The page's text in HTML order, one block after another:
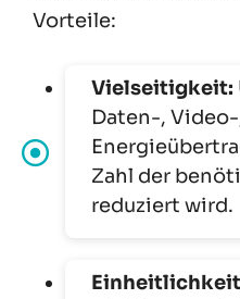
Vorteile:
Vielseitigkeit:
Daten-,
Zahl der
reduziert wird.